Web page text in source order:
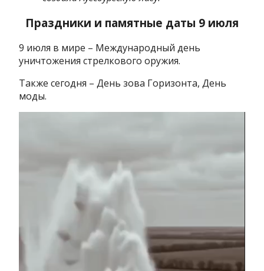
Праздники и памятные даты 9 июля
9 июля в мире – Международный день
уничтожения стрелкового оружия.
Также сегодня – День зова Горизонта, День
моды.